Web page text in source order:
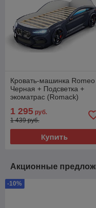
Кровать-машинка Romeo
Черная + Подсветка +
экоматрас (Romack)
1 295 руб.
1 439 руб.
Купить
Акционные
-10%